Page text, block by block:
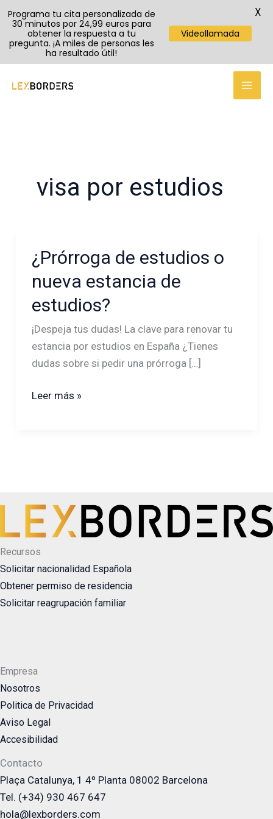
visa por estudios
¿Prórroga de estudios o
nueva estancia de
estudios?
¡Despeja tus dudas! La clave para renovar tu
estancia por estudios en España ¿Tienes
dudas sobre si pedir una prórroga […]
¿Prórroga
de
estudios
o
estancia
Leer más »
Recursos
Solicitar nacionalidad Española
Obtener permiso de residencia
Solicitar reagrupación familiar
Empresa
Nosotros
Politica de Privacidad
Aviso Legal
Accesibilidad
Contacto
Plaça Catalunya, 1 4º Planta 08002 Barcelona
Tel. (+34) 930 467 647
hola@lexborders.com
Programa tu cita personalizada de
30 minutos por 24,99 euros para
obtener la respuesta a tu
pregunta. ¡A miles de personas les
ha resultado útil!
Videollamada
X